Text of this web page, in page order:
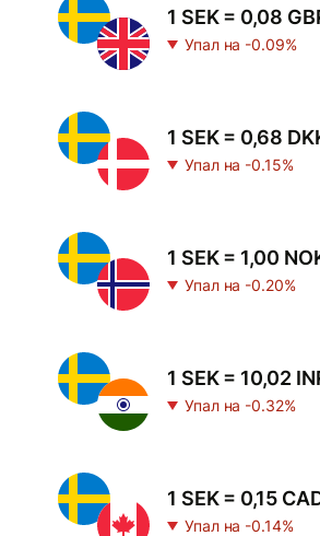
1 SEK = 0,08
Упал на -0.09%
1 SEK = 0,68
Упал на -0.15%
1 SEK = 1,00
Упал на -0.20%
1 SEK = 10,02
Упал на -0.32%
1 SEK = 0,15
Упал на -0.14%